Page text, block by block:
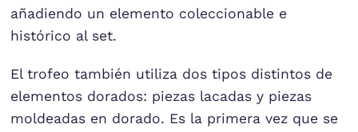
añadiendo un elemento coleccionable e
histórico al set.
El trofeo también utiliza dos tipos distintos de
elementos dorados: piezas lacadas y piezas
moldeadas en dorado. Es la primera vez que se